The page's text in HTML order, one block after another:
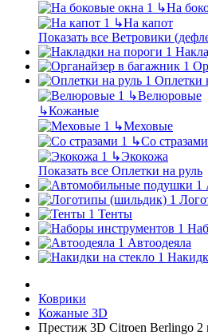
↳На
↳На капот
Показать все Ветровики
Оплетки
↳Велюровые
↳Кожаные
↳Меховые
↳Со стразами
↳Экокожа
Показать все Оплетки на руль
Тенты
Автоодеяла
Коврики
Кожаные 3D
Престиж 3D Citroen Berlingo 2